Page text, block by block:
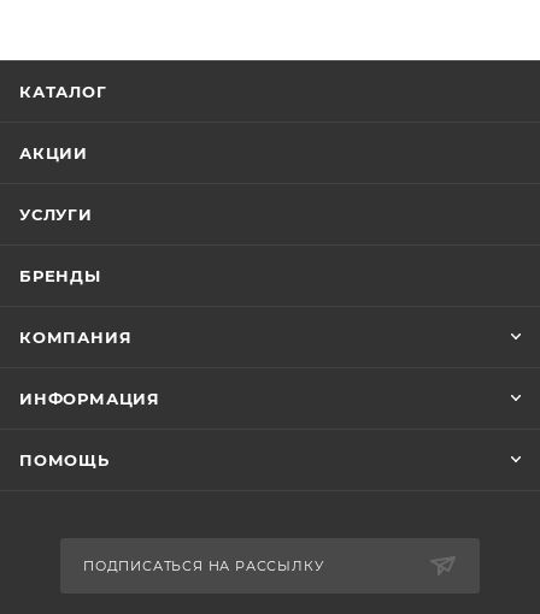
КАТАЛОГ
АКЦИИ
УСЛУГИ
БРЕНДЫ
КОМПАНИЯ
ИНФОРМАЦИЯ
ПОМОЩЬ
ПОДПИСАТЬСЯ НА РАССЫЛКУ